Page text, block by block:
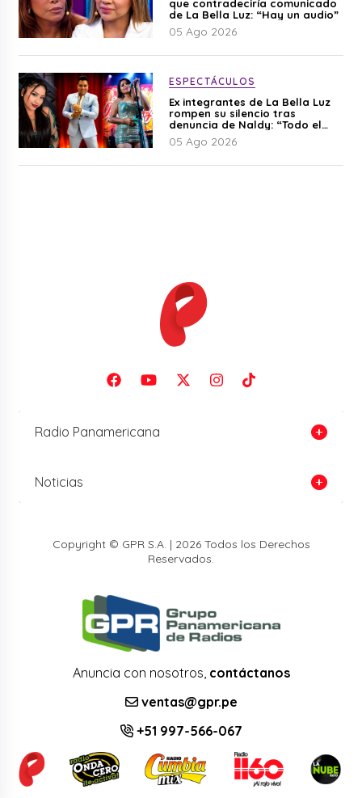
que contradeciría comunicado
de La Bella Luz: “Hay un audio”
05 Ago 2026
ESPECTÁCULOS
Ex integrantes de La Bella Luz
rompen su silencio tras
denuncia de Naldy: “Todo el
mundo lo sabía”
05 Ago 2026
Radio Panamericana
Noticias
Copyright © GPR S.A. | 2026 Todos los Derechos
Reservados.
Anuncia con nosotros, contáctanos
ventas@gpr.pe
+51 997-566-067